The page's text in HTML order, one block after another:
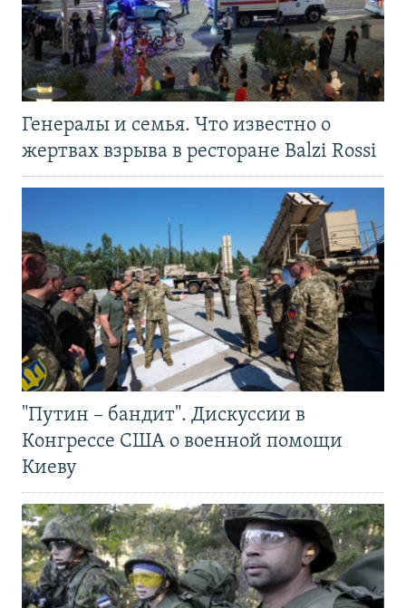
Генералы и семья. Что известно о
жертвах взрыва в ресторане Balzi Rossi
"Путин – бандит". Дискуссии в
Конгрессе США о военной помощи
Киеву